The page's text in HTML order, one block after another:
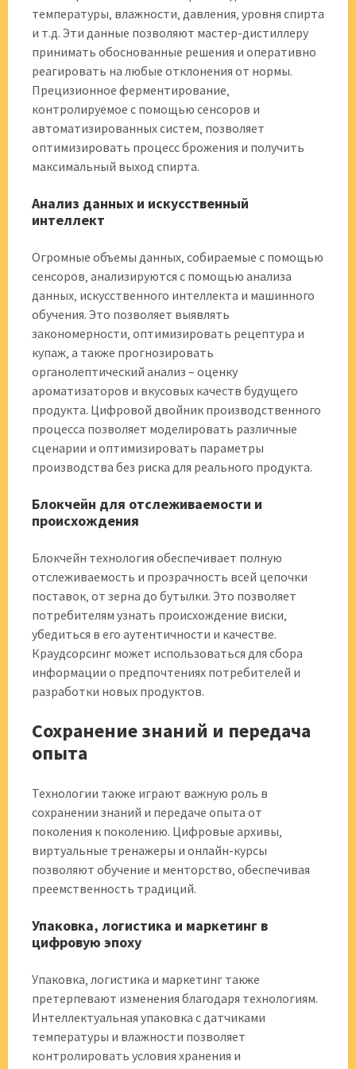
температуры‚ влажности‚ давления‚ уровня спирта
и т.д. Эти данные позволяют мастер-дистиллеру
принимать обоснованные решения и оперативно
реагировать на любые отклонения от нормы.
Прецизионное ферментирование‚
контролируемое с помощью сенсоров и
автоматизированных систем‚ позволяет
оптимизировать процесс брожения и получить
максимальный выход спирта.
Анализ данных и искусственный
интеллект
Огромные объемы данных‚ собираемые с помощью
сенсоров‚ анализируются с помощью анализа
данных‚ искусственного интеллекта и машинного
обучения. Это позволяет выявлять
закономерности‚ оптимизировать рецептура и
купаж‚ а также прогнозировать
органолептический анализ – оценку
ароматизаторов и вкусовых качеств будущего
продукта. Цифровой двойник производственного
процесса позволяет моделировать различные
сценарии и оптимизировать параметры
производства без риска для реального продукта.
Блокчейн для отслеживаемости и
происхождения
Блокчейн технология обеспечивает полную
отслеживаемость и прозрачность всей цепочки
поставок‚ от зерна до бутылки. Это позволяет
потребителям узнать происхождение виски‚
убедиться в его аутентичности и качестве.
Краудсорсинг может использоваться для сбора
информации о предпочтениях потребителей и
разработки новых продуктов.
Сохранение знаний и передача
опыта
Технологии также играют важную роль в
сохранении знаний и передаче опыта от
поколения к поколению. Цифровые архивы‚
виртуальные тренажеры и онлайн-курсы
позволяют обучение и менторство‚ обеспечивая
преемственность традиций.
Упаковка‚ логистика и маркетинг в
цифровую эпоху
Упаковка‚ логистика и маркетинг также
претерпевают изменения благодаря технологиям.
Интеллектуальная упаковка с датчиками
температуры и влажности позволяет
контролировать условия хранения и